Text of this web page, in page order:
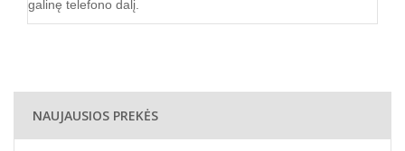
galinę telefono dalį.
NAUJAUSIOS PREKĖS